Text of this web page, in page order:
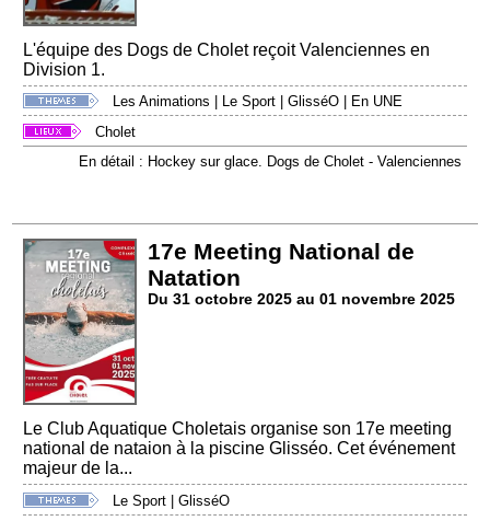
L'équipe des Dogs de Cholet reçoit Valenciennes en
Division 1.
Les Animations Le Sport |GlisséO
En UNE
Cholet
En détail : Hockey sur glace. Dogs de Cholet - Valenciennes
17e Meeting National de
Natation
Du 31 octobre 2025 au 01 novembre 2025
Le Club Aquatique Choletais organise son 17e meeting
national de nataion à la piscine Glisséo. Cet événement
majeur de la...
Le Sport |GlisséO